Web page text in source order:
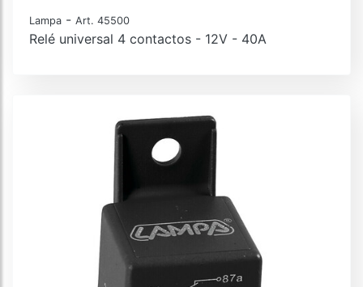
Lampa - Art. 45500
Relé universal 4 contactos - 12V - 40A